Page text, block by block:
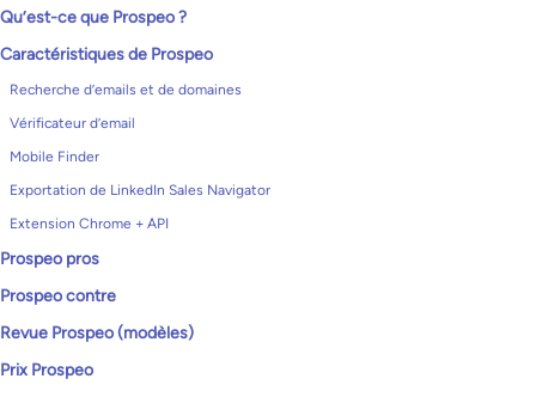
Qu’est-ce que Prospeo ?
Caractéristiques de Prospeo
Recherche d’emails et de domaines
Vérificateur d’email
Mobile Finder
Exportation de LinkedIn Sales Navigator
Extension Chrome + API
Prospeo pros
Prospeo contre
Revue Prospeo (modèles)
Prix Prospeo